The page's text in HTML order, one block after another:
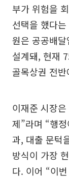
부가 위험을
선택을 했다
원은 공공배달
설계돼, 현재
골목상권 전
이재준 시장
제”라며 “행
과, 대출 문턱
방식이 가장
다. 이어 “이